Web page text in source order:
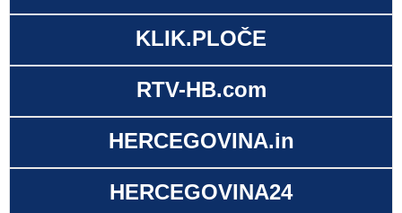
KLIK.PLOČE
RTV-HB.com
HERCEGOVINA.in
HERCEGOVINA24